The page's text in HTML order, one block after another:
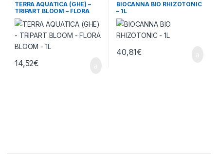
TERRA AQUATICA (GHE) –
TRIPART BLOOM – FLORA
BLOOM – 1L
14,52€
BIOCANNA BIO RHIZOTONIC
– 1L
40,81€